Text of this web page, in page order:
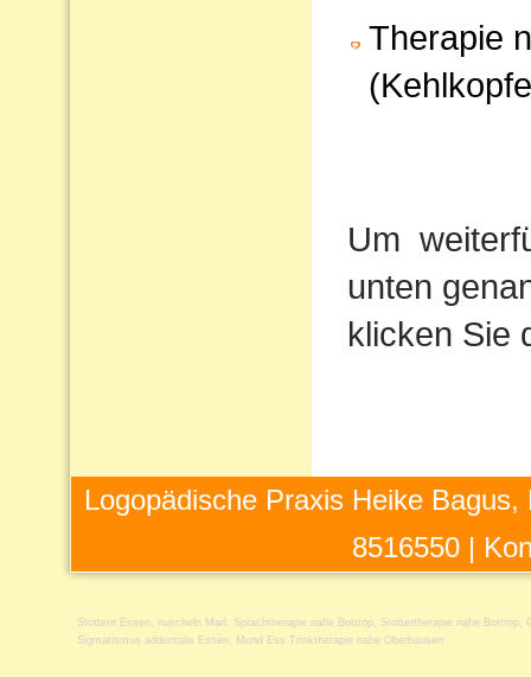
Therapie
Um
unten
klicken Sie
Logopädische Praxis Heike
8516550 |
Stottern Essen nuscheln Marl Sprachtherapie nahe Bottrop Stottertherapie nahe Bottrop
Sigmatismus addentalis Essen
Mund Ess Trinktherapie nahe Oberhausen